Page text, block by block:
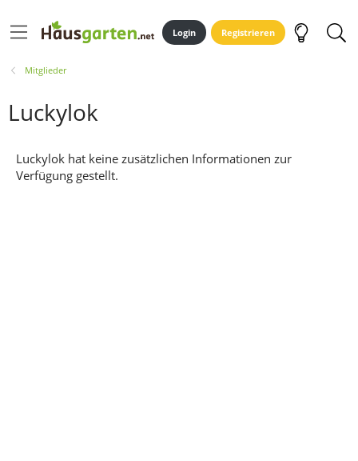
Login Registrieren
Mitglieder
Luckylok
Luckylok hat keine zusätzlichen Informationen zur
Verfügung gestellt.